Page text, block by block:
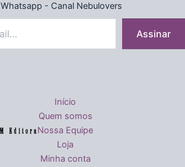
Whatsapp - Canal Nebulovers
Assinar
Início
Quem somos
Nossa Equipe
Loja
Minha conta